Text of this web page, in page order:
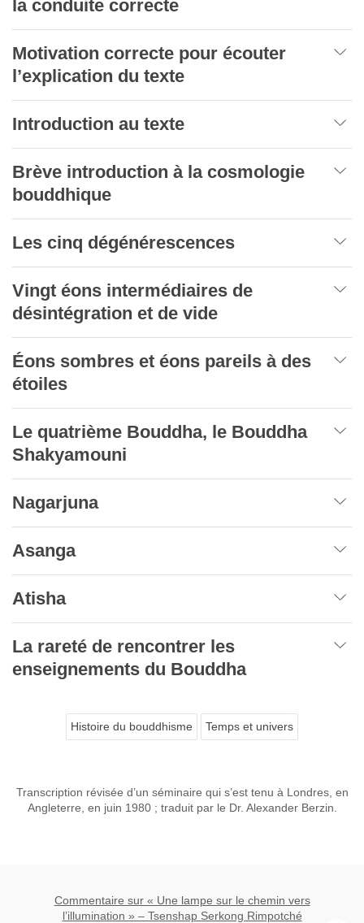
la conduite correcte
Motivation correcte pour écouter
l’explication du texte
Introduction au texte
Brève introduction à la cosmologie
bouddhique
Les cinq dégénérescences
Vingt éons intermédiaires de
désintégration et de vide
Éons sombres et éons pareils à des
étoiles
Le quatrième Bouddha, le Bouddha
Shakyamouni
Nagarjuna
Asanga
Atisha
La rareté de rencontrer les
enseignements du Bouddha
Histoire du bouddhisme Temps et univers
Transcription révisée d’un séminaire qui s’est tenu à Londres, en
Angleterre, en juin 1980 ; traduit par le Dr. Alexander Berzin.
Commentaire sur « Une lampe sur le chemin vers
l’illumination » – Tsenshap Serkong Rimpotché